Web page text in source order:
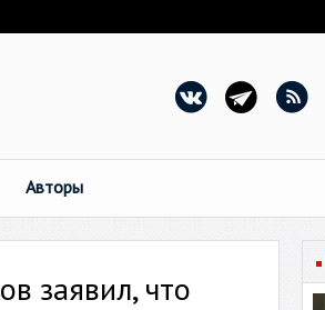
Авторы
заявил, что